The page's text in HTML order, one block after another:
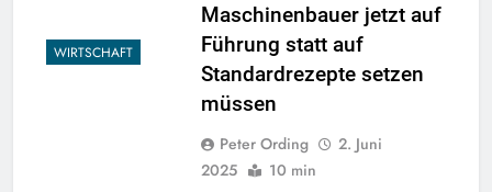
WIRTSCHAFT
Maschinenbauer jetzt auf
Führung statt auf
Standardrezepte setzen
müssen
Peter Ording
2. Juni
2025
10 min